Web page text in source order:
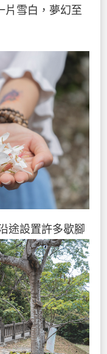
片雪白，夢幻至
途設置許多歇腳